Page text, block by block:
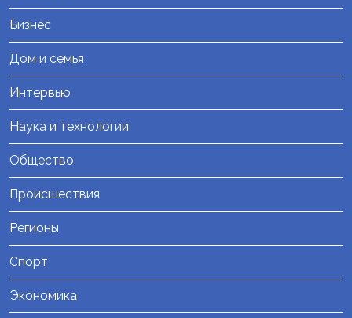
Бизнес
Дом и семья
Интервью
Наука и технологии
Общество
Происшествия
Регионы
Спорт
Экономика